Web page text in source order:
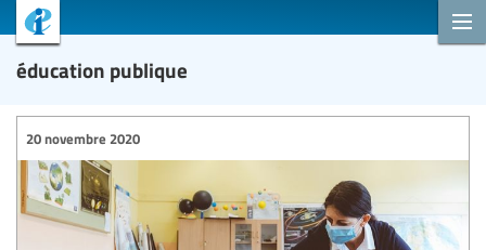
éducation publique
20 novembre 2020